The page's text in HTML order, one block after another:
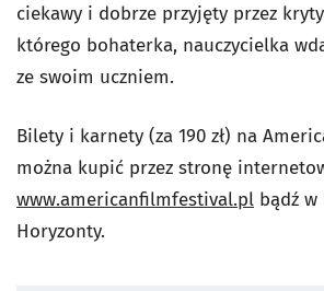
ciekawy i dobrze przyjęty przez
którego bohaterka, nauczycielka
ze swoim uczniem.
Bilety i karnety (za 190 zł) na
można kupić przez stronę
www.americanfilmfestival.pl bądź
Horyzonty.